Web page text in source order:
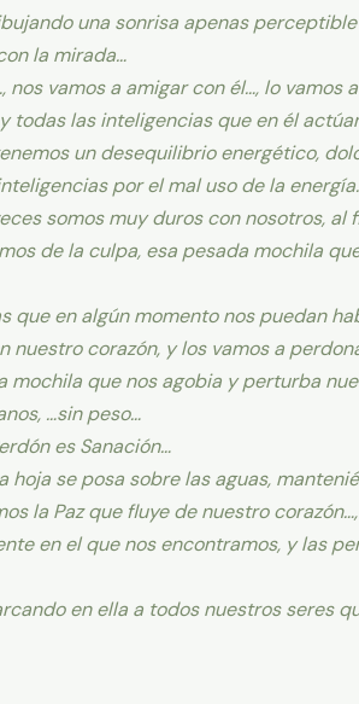
una sonrisa apenas
la mirada…
vamos a amigar con él…, lo vamos
las inteligencias que en él
un desequilibrio energético,
por el mal uso de la
somos muy duros con nosotros, al
de la culpa, esa pesada mochila
que en algún momento nos puedan
corazón, y los vamos a
mochila que nos agobia y perturba
…sin peso…
es Sanación…
se posa sobre las aguas,
la Paz que fluye de nuestro
en el que nos encontramos, y las
en ella a todos nuestros seres